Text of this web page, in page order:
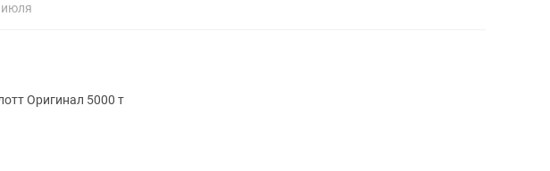
Тоналка шарлотт Оригинал 5000 т